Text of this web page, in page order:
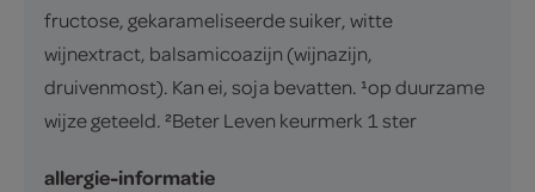
fructose, gekarameliseerde suiker, witte
wijnextract, balsamicoazijn (wijnazijn,
druivenmost). Kan ei, soja bevatten. ¹op duurzame
wijze geteeld. ²Beter Leven keurmerk 1 ster
allergie-informatie